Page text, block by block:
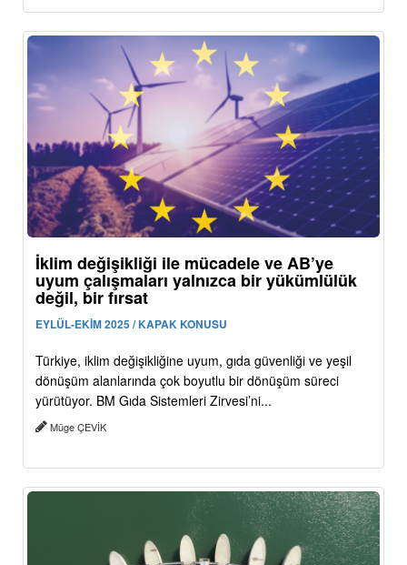
İklim değişikliği ile mücadele ve AB’ye
uyum çalışmaları yalnızca bir yükümlülük
değil, bir fırsat
EYLÜL-EKİM 2025 / KAPAK KONUSU
Türkiye, iklim değişikliğine uyum, gıda güvenliği ve yeşil
dönüşüm alanlarında çok boyutlu bir dönüşüm süreci
yürütüyor. BM Gıda Sistemleri Zirvesi’ni...
Müge ÇEVİK